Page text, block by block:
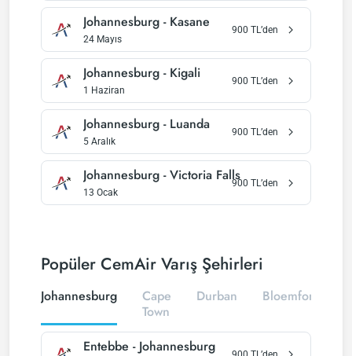
Johannesburg - Kasane
24 Mayıs
900 TL’den
Johannesburg - Kigali
1 Haziran
900 TL’den
Johannesburg - Luanda
5 Aralık
900 TL’den
Johannesburg -Victoria Falls
13 Ocak
900 TL’den
Popüler CemAir Varış Şehirleri
Johannesburg
Cape
Town
Durban Bloemfontein
Entebbe - Johannesburg